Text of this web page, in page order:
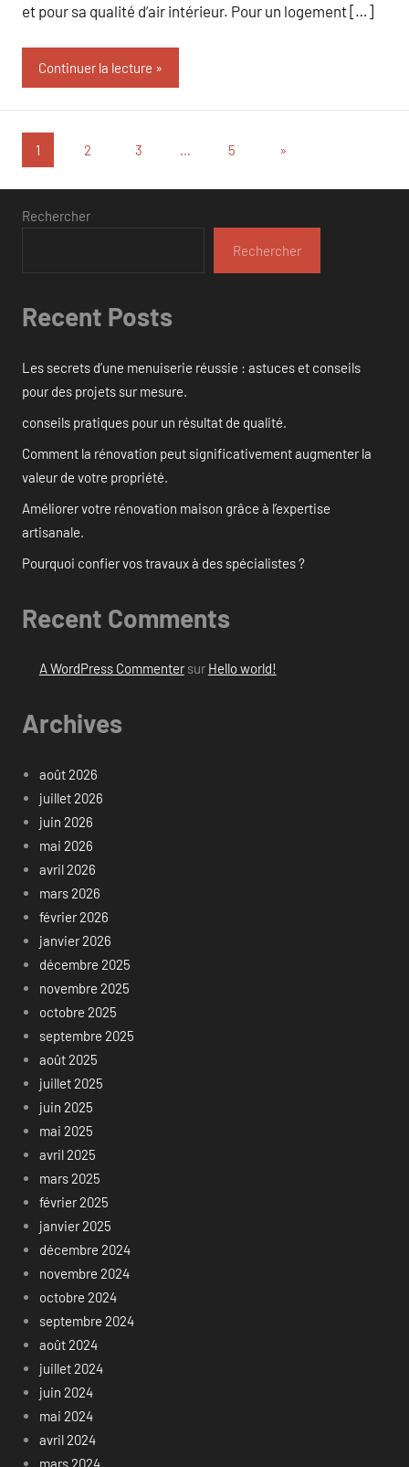
et pour sa qualité d’air intérieur. Pour un logement […]
Continuer la lecture
Pagination
des
publications
1 2 3 … 5
Articles
»
Rechercher
Rechercher
Recent Posts
Les secrets d’une menuiserie réussie : astuces et conseils
pour des projets sur mesure.
conseils pratiques pour un résultat de qualité.
Comment la rénovation peut significativement augmenter la
valeur de votre propriété.
Améliorer votre rénovation maison grâce à l’expertise
artisanale.
Pourquoi confier vos travaux à des spécialistes ?
Recent Comments
A WordPress Commentersur Hello world!
Archives
août 2026
juillet 2026
juin 2026
mai 2026
avril 2026
mars 2026
février 2026
janvier 2026
décembre 2025
novembre 2025
octobre 2025
septembre 2025
août 2025
juillet 2025
juin 2025
mai 2025
avril 2025
mars 2025
février 2025
janvier 2025
décembre 2024
novembre 2024
octobre 2024
septembre 2024
août 2024
juillet 2024
juin 2024
mai 2024
avril 2024
mars 2024